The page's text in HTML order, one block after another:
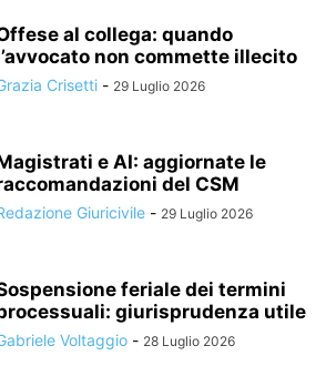
al collega: quando
non commette illecito
Crisetti - 29 Luglio 2026
e AI: aggiornate le
del CSM
Giuricivile - 29 Luglio 2026
feriale dei termini
giurisprudenza utile
Voltaggio - 28 Luglio 2026